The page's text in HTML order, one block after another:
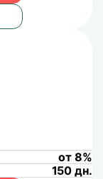
от 8%
150 дн.